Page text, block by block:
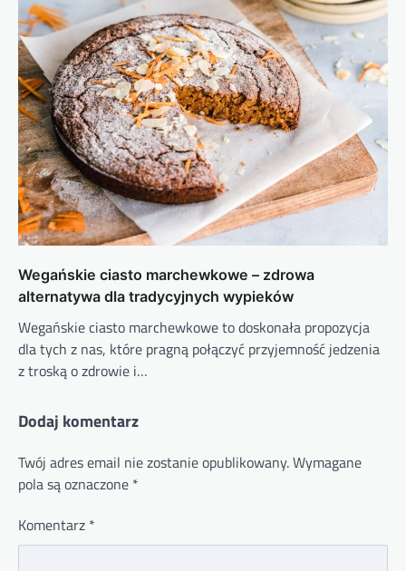
Wegańskie ciasto marchewkowe – zdrowa
alternatywa dla tradycyjnych wypieków
Wegańskie ciasto marchewkowe to doskonała propozycja
dla tych z nas, które pragną połączyć przyjemność jedzenia
z troską o zdrowie i…
Dodaj komentarz
Twój adres email nie zostanie opublikowany.Wymagane
pola są oznaczone *
Komentarz *